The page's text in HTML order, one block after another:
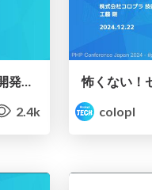
2.4k
colopl